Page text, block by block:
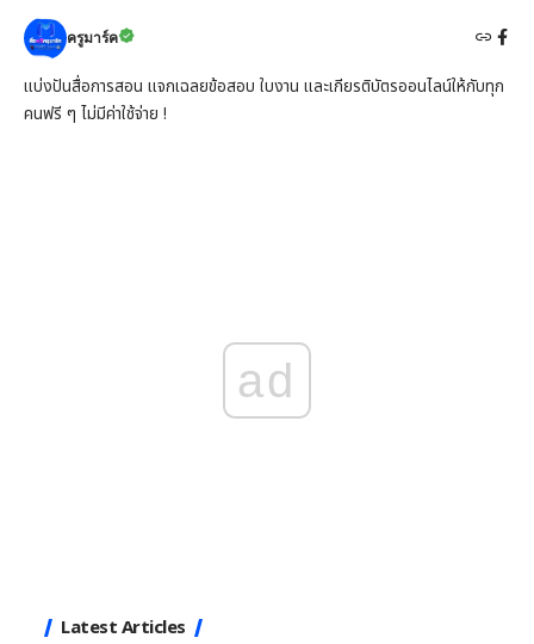
ครูมาร์ค
แบ่งปันสื่อการสอน แจกเฉลยข้อสอบ ใบงาน และเกียรติบัตรออนไลน์ให้กับทุก
คนฟรี ๆ ไม่มีค่าใช้จ่าย !
ad
Latest Articles